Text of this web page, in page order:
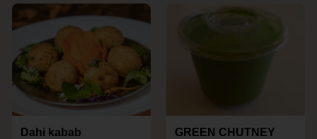
Dahi kabab GREEN CHUTNEY